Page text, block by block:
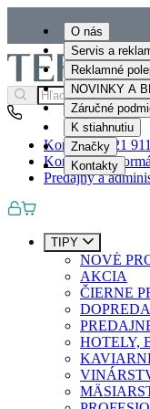
O nás
Servis a
Reklamné
NOVINKY A
Záručné
K stiahnutiu
Značky
Kontakty
Kontakty+421
Kontaktné
Predajný a
TIPY
NOVÉ
AKCIA
ČIERNE
HOTELY,